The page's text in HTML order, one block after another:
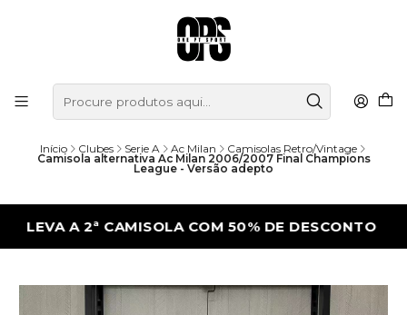
Início Clubes Serie A Ac Milan Camisolas Retro/Vintage
Camisola alternativa Ac Milan 2006/2007 Final Champions
League - Versão adepto
A 2ª CAMISOLA COM 50% DE DESCONTO